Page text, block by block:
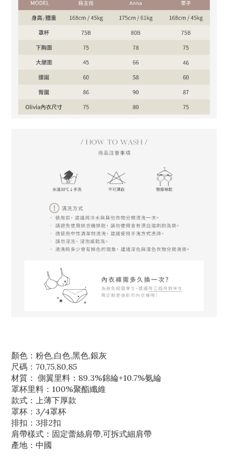
顏色：粉色,白色,黑色,銀灰
尺碼：70,75,80,85
材質： 側翼里料：89.3%錦綸+10.7%氨綸
罩杯里料：100%聚酯纖維
款式：上薄下厚款
罩杯：3/4罩杯
排扣：3排2扣
肩帶樣式：固定蕾絲肩帶,可拆式細肩帶
產地：中國